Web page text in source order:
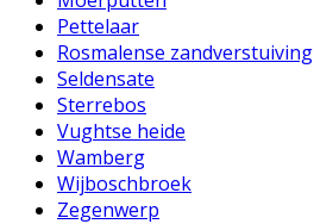
Pettelaar
Rosmalense zandverstuiving
Seldensate
Sterrebos
Vughtse heide
Wamberg
Wijboschbroek
Zegenwerp